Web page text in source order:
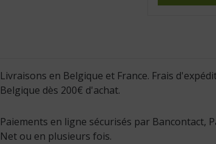
:
Livraisons en Belgique et France. Frais
Belgique dès 200€ d'achat.
Paiements en ligne sécurisés par Bancontact,
Net ou en plusieurs fois.